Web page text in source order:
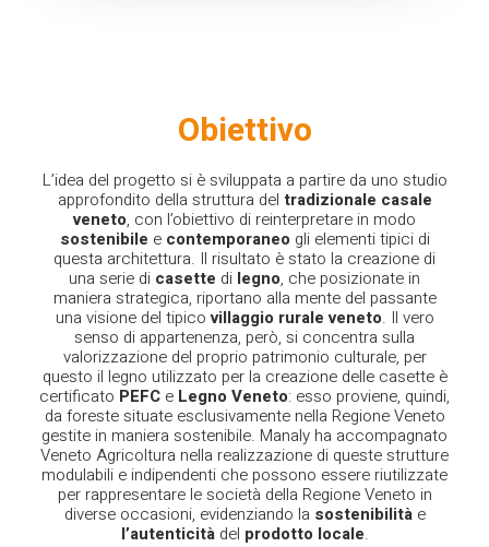
Obiettivo
L’idea del progetto si è sviluppata a partire da uno studio
approfondito della struttura del tradizionale casale
veneto, con l’obiettivo di reinterpretare in modo
sostenibile e contemporaneo gli elementi tipici di
questa architettura. Il risultato è stato la creazione di
una serie di casette di legno, che posizionate in
maniera strategica, riportano alla mente del passante
una visione del tipicovillaggio rurale veneto. Il vero
senso di appartenenza, però, si concentra sulla
valorizzazione del proprio patrimonio culturale, per
questo il legno utilizzato per la creazione delle casette è
certificato PEFC e Legno Veneto: esso proviene, quindi,
da foreste situate esclusivamente nella Regione Veneto
gestite in maniera sostenibile. Manaly ha accompagnato
Veneto Agricoltura nella realizzazione di queste strutture
modulabili e indipendenti che possono essere riutilizzate
per rappresentare le società della Regione Veneto in
diverse occasioni, evidenziando la sostenibilitàe
l’autenticitàdel prodotto locale.